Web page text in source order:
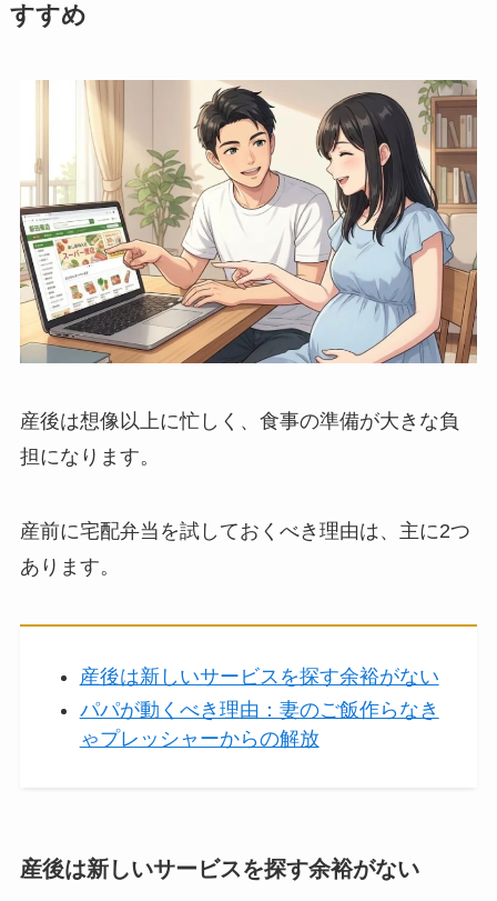
すすめ
産後は想像以上に忙しく、食事の準備が大きな負
担になります。
産前に宅配弁当を試しておくべき理由は、主に2つ
あります。
産後は新しいサービスを探す余裕がない
パパが動くべき理由：妻のご飯作らなき
ゃプレッシャーからの解放
産後は新しいサービスを探す余裕がない